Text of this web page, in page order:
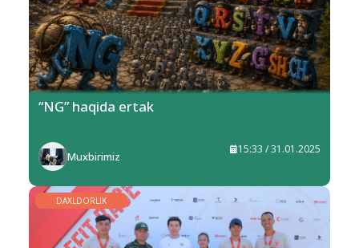
“NG” haqida ertak
Muxbirimiz
15:33 / 31.01.2025
DAXLDORLIK